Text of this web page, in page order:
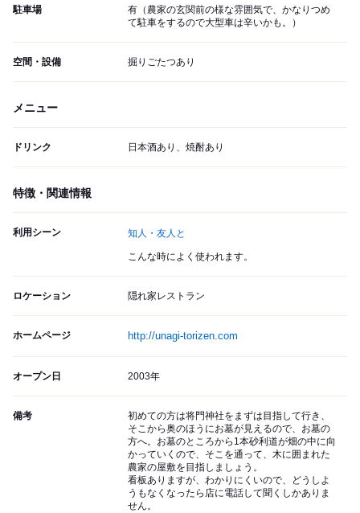
駐車場
有（農家の玄関前の様な雰囲気で、かなりつめ
て駐車をするので大型車は辛いかも。）
空間・設備 掘りごたつあり
メニュー
ドリンク 日本酒あり、焼酎あり
特徴・関連情報
利用シーン 知人・友人と
こんな時によく使われます。
ロケーション 隠れ家レストラン
ホームページ http://unagi-torizen.com
オープン日 2003年
備考
初めての方は将門神社をまずは目指して行き、
そこから奥のほうにお墓が見えるので、お墓の
方へ。お墓のところから1本砂利道が畑の中に向
かっていくので、そこを通って、木に囲まれた
農家の屋敷を目指しましょう。
看板ありますが、わかりにくいので、どうしよ
うもなくなったら店に電話して聞くしかありま
せん。